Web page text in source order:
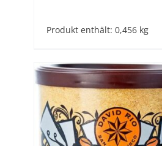
Produkt enthält: 0,456 kg